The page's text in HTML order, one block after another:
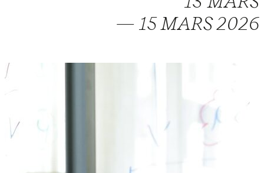
— 15 MARS 2026